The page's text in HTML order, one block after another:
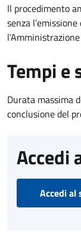
Il procedimento
senza
Tempi e
Durata massima
conclusione del
Accedi
Accedi al